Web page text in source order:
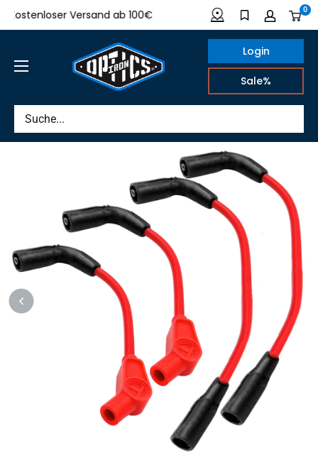
Direkt
zum
Versand ab 100€ Made in Germany0
IRON
Login
Sale%